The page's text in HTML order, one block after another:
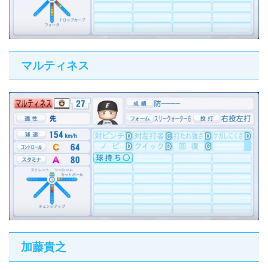
マルティネス
加藤貴之